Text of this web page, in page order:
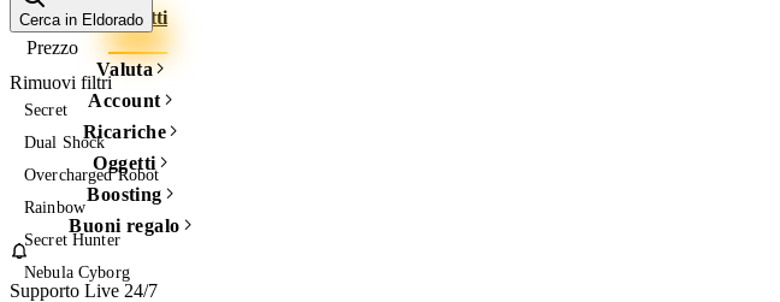
Cerca in Eldorado
Valuta
Account
Ricariche
Oggetti
Boosting
Buoni regalo
Supporto Live 24/7
Tokens
Oggetti
Prezzo
Rimuovi filtri
Secret
Dual Shock
Overcharged Robot
Rainbow
Secret Hunter
Nebula Cyborg